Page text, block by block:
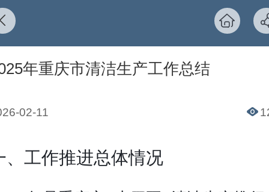
年重庆市清洁生产工作总结
02-11
、工作推进总体情况